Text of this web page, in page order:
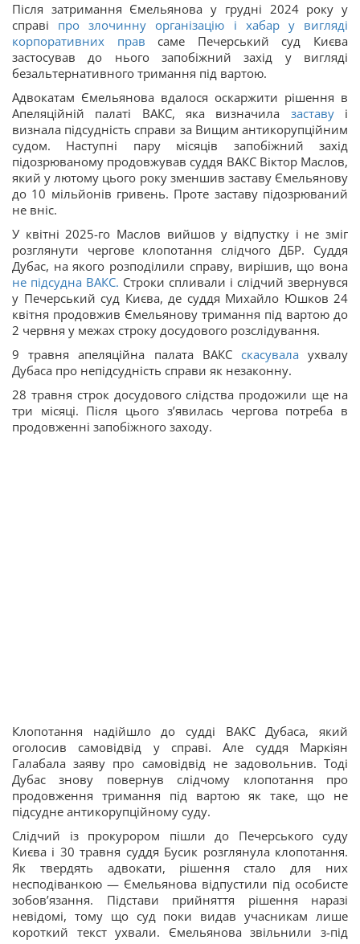
Після затримання Ємельянова у грудні 2024 року у
справі про злочинну організацію і хабар у вигляді
корпоративних прав саме Печерський суд Києва
застосував до нього запобіжний захід у вигляді
безальтернативного тримання під вартою.
Адвокатам Ємельянова вдалося оскаржити рішення в
Апеляційній палаті ВАКС, яка визначила заставуі
визнала підсудність справи за Вищим антикорупційним
судом. Наступні пару місяців запобіжний захід
підозрюваному продовжував суддя ВАКС Віктор Маслов,
який у лютому цього року зменшив заставу Ємельянову
до 10 мільйонів гривень. Проте заставу підозрюваний
не вніс.
У квітні 2025-го Маслов вийшов у відпустку і не зміг
розглянути чергове клопотання слідчого ДБР. Суддя
Дубас, на якого розподілили справу, вирішив, що вона
не підсудна ВАКС. Строки спливали і слідчий звернувся
у Печерський суд Києва, де суддя Михайло Юшков 24
квітня продовжив Ємельянову тримання під вартою до
2 червня у межах строку досудового розслідування.
9 травня апеляційна палата ВАКС скасувала ухвалу
Дубаса про непідсудність справи як незаконну.
28 травня строк досудового слідства продожили ще на
три місяці. Після цього зʼявилась чергова потреба в
продовженні запобіжного заходу.
Клопотання надійшло до судді ВАКС Дубаса, який
оголосив самовідвід у справі. Але суддя Маркіян
Галабала заяву про самовідвід не задовольнив. Тоді
Дубас знову повернув слідчому клопотання про
продовження тримання під вартою як таке, що не
підсудне антикорупційному суду.
Слідчий із прокурором пішли до Печерського суду
Києва і 30 травня суддя Бусик розглянула клопотання.
Як твердять адвокати, рішення стало для них
несподіванкою — Ємельянова відпустили під особисте
зобовʼязання. Підстави прийняття рішення наразі
невідомі, тому що суд поки видав учасникам лише
короткий текст ухвали. Ємельянова звільнили з-під